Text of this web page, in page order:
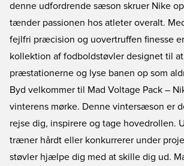
denne udfordrende sæson skruer Nike
tænder passionen hos atleter overalt.
fejlfri præcision og uovertruffen finesse
kollektion af fodboldstøvler designet til
præstationerne og lyse banen op som
Byd velkommer til
Mad Voltage Pack –
vinterens mørke. Denne vintersæson er
rejse dig, inspirere og tage hovedrollen.
træner hårdt eller konkurrerer under
støvler hjælpe dig med at skille dig ud.